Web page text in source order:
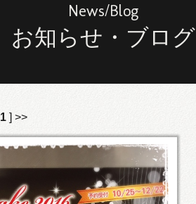
News/Blog
お知らせ・ブログ
1 ] >>